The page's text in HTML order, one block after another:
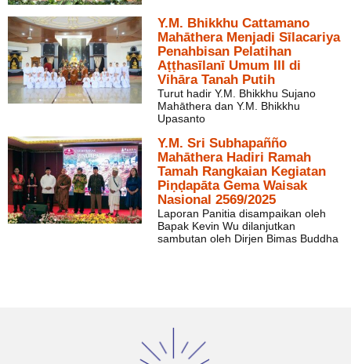
Y.M. Bhikkhu Cattamano
Mahāthera Menjadi Sīlacariya
Penahbisan Pelatihan
Aṭṭhasīlanī Umum III di
Vihāra Tanah Putih
Turut hadir Y.M. Bhikkhu Sujano
Mahāthera dan Y.M. Bhikkhu
Upasanto
Y.M. Sri Subhapañño
Mahāthera Hadiri Ramah
Tamah Rangkaian Kegiatan
Piṇḍapāta Gema Waisak
Nasional 2569/2025
Laporan Panitia disampaikan oleh
Bapak Kevin Wu dilanjutkan
sambutan oleh Dirjen Bimas Buddha